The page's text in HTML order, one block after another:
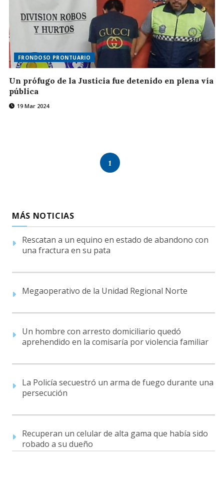
FRONDOSO PRONTUARIO
Un prófugo de la Justicia fue detenido en plena vía
pública
19 Mar 2024
1
MÁS NOTICIAS
Rescatan a un equino en estado de abandono con
una fractura en su pata
Megaoperativo de la Unidad Regional Norte
Un hombre con arresto domiciliario quedó
aprehendido en la comisaría por violencia familiar
La Policía secuestró un arma de fuego durante una
persecución
Recuperan un celular de alta gama que había sido
robado a su dueño